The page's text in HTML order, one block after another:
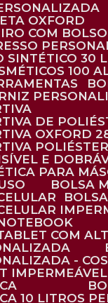
OXFORD
COM
SINTÉTICO 30
100
DE
OXFORD
E
PARA
BOLSA
COM
-
10 LITROS